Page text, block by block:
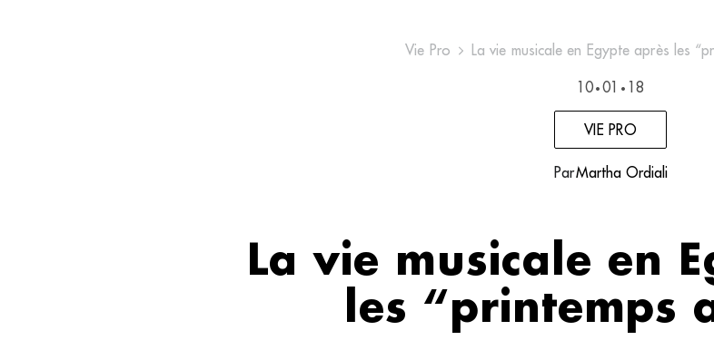
Vie Pro La vie musicale en Egypte après les
10 • 01 • 18
VIE PRO
ParMartha Ordiali
La vie musicale en
les “printemps